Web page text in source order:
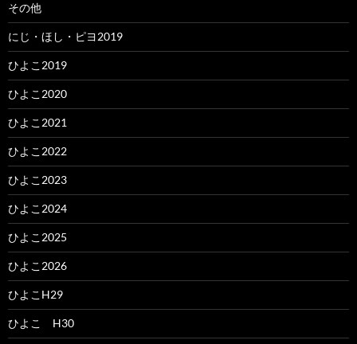
その他
にじ・ほし・ピヨ2019
ひよこ2019
ひよこ2020
ひよこ2021
ひよこ2022
ひよこ2023
ひよこ2024
ひよこ2025
ひよこ2026
ひよこH29
ひよこ H30